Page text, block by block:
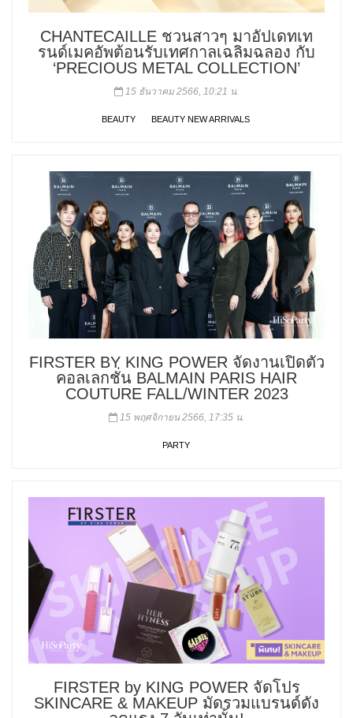
CHANTECAILLE ชวนสาวๆ มาอัปเดทเท
รนด์เมคอัพต้อนรับเทศกาลเฉลิมฉลอง กับ
‘PRECIOUS METAL COLLECTION’
15 ธันวาคม 2566, 10:21 น.
BEAUTY BEAUTY NEW ARRIVALS
FIRSTER BY KING POWER จัดงานเปิดตัว
คอลเลกชั่น BALMAIN PARIS HAIR
COUTURE FALL/WINTER 2023
15 พฤศจิกายน 2566, 17:35 น.
PARTY
FIRSTER by KING POWER จัดโปร
SKINCARE & MAKEUP มัดรวมแบรนด์ดัง